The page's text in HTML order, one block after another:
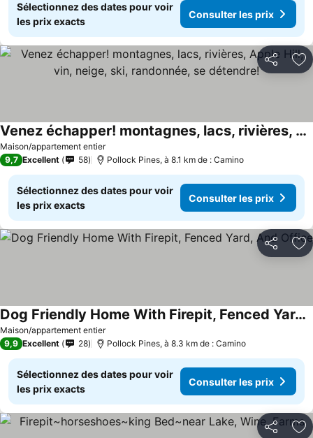
Sélectionnez des dates pour voir
les prix exacts
Consulter les prix
Partager
Maison/appartement entier
Venez échapper! montagnes, lacs, rivières, Apple Hill, vin, neige, ski, randonnée, se détendre!
Consulter les prix
9,7 Excellent 58 Pollock Pines, à 8.1 km de : Camino
Sélectionnez des dates pour voir
les prix exacts
Consulter les prix
Partager
Maison/appartement entier
Dog Friendly Home With Firepit, Fenced Yard, And Office
Consulter les prix
9,9 Excellent 28 Pollock Pines, à 8.3 km de : Camino
Sélectionnez des dates pour voir
les prix exacts
Consulter les prix
Partager